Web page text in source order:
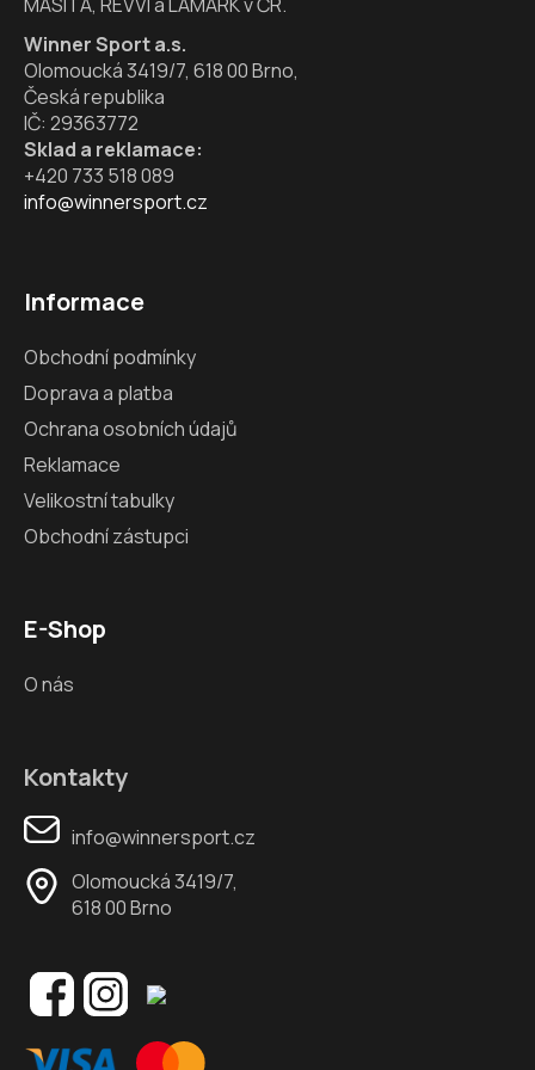
Winner Sport a.s.
Olomoucká 3419/7, 618 00 Brno,
Česká republika
IČ: 29363772
Sklad a reklamace:
+420 733 518 089
info@winnersport.cz
Informace
Obchodní podmínky
Doprava a platba
Ochrana osobních údajů
Reklamace
Velikostní tabulky
Obchodní zástupci
E-Shop
O nás
Kontakty
info@winnersport.cz
Olomoucká 3419/7,
618 00 Brno